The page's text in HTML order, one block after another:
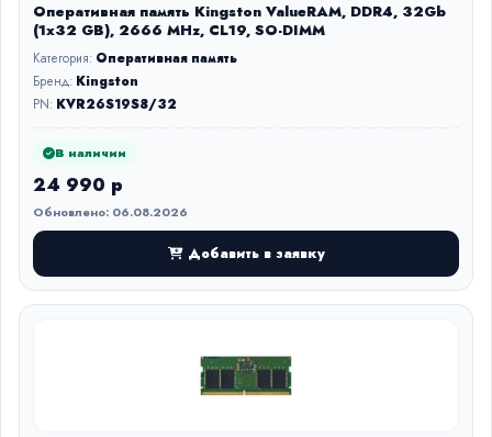
Оперативная память Kingston ValueRAM, DDR4, 32Gb
(1x32 GB), 2666 MHz, CL19, SO-DIMM
Категория: Оперативная память
Бренд: Kingston
PN: KVR26S19S8/32
В наличии
24 990 р
Обновлено: 06.08.2026
Добавить в заявку